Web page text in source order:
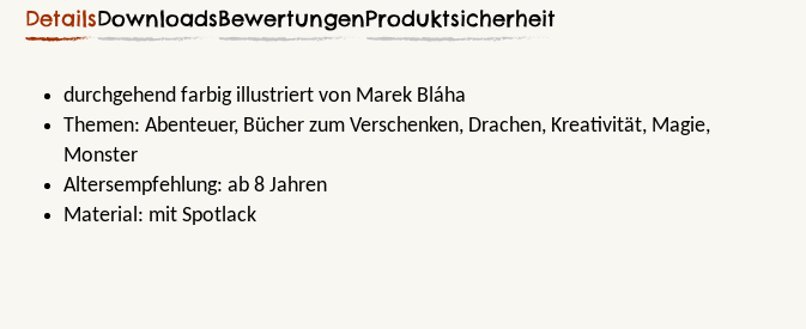
DetailsDownloadsBewertungenProduktsicherheit
durchgehend farbig illustriert von Marek Bláha
Themen: Abenteuer, Bücher zum Verschenken, Drachen, Kreativität, Magie,
Monster
Altersempfehlung: ab 8 Jahren
Material: mit Spotlack